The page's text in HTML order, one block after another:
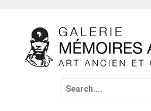
Search